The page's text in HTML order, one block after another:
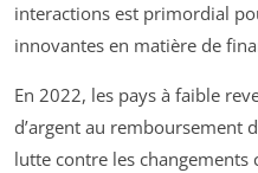
interactions est primordial
innovantes en matière de
En 2022, les pays à faible
d’argent au remboursement
lutte contre les changements